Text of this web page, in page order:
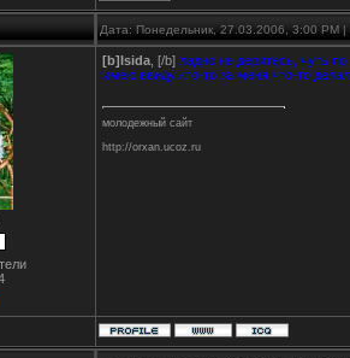
Дата: Понедельник, 27.03.2006, 3:00 PM
[b]Isida , [/b] ладно не деритесь, чуть
имею ввиду кто-то за меня что-то
молодежный сайт
http://orxan.ucoz.ru